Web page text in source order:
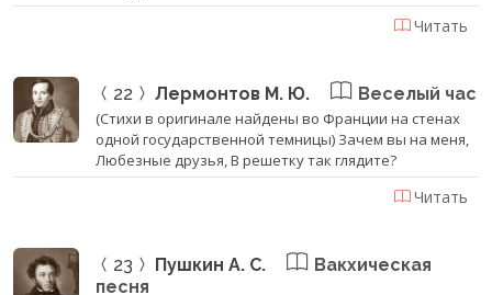
Читать
22 Лермонтов М. Ю. Веселый час
(Стихи в оригинале найдены во Франции на стенах
одной государственной темницы) Зачем вы на меня,
Любезные друзья, В решетку так глядите?
Читать
23 Пушкин А. С.
Вакхическая
песня